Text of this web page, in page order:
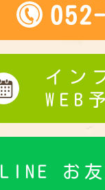
イン
WEB
LINE お友